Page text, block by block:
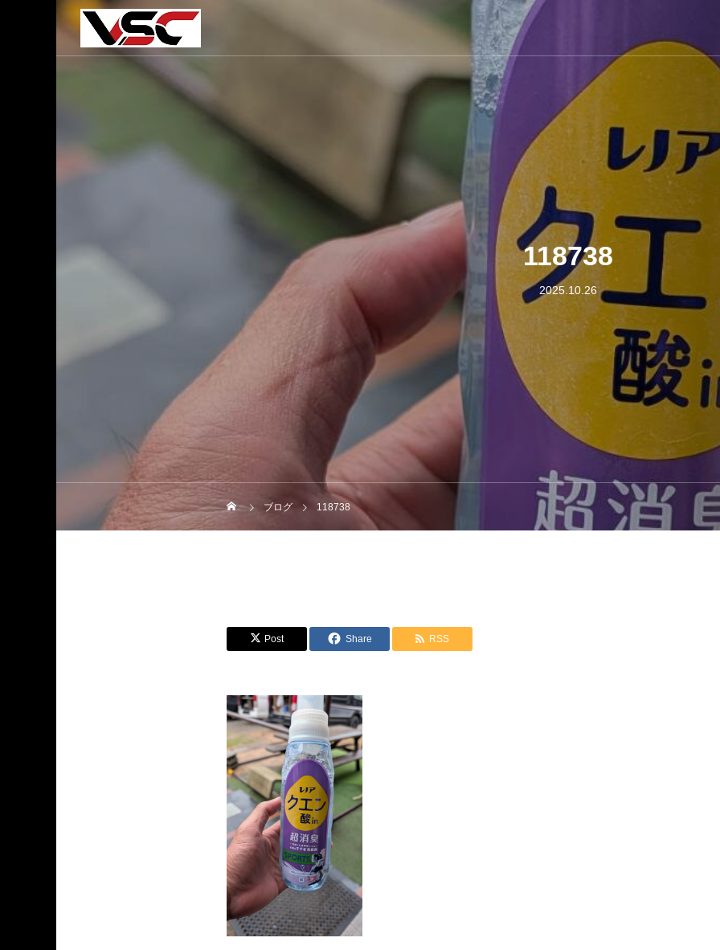
118738
2025.10.26
ブログ 118738
Post Share RSS